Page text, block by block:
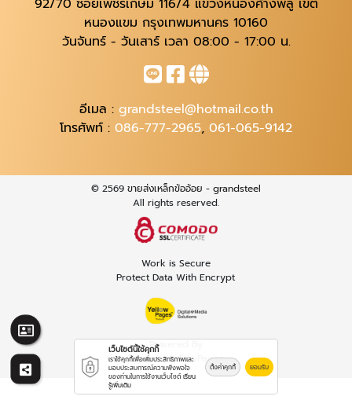
92/70 ซอยเพชรเกษม 116/4 แขวงหนองค้างพลู เขต
หนองแขม กรุงเทพมหานคร 10160
วันจันทร์ - วันเสาร์ เวลา 08:00 - 17:00 น.
อีเมล : grandsteel@hotmail.co.th
โทรศัพท์ : 086-777-2965, 061-065-9142
© 2569 ขายส่งเหล็กข้ออ้อย - grandsteel
All rights reserved.
Work is Secure
Protect Data With Encrypt
Powered By
Thailand YellowPages
เว็บไซต์นี้ใช้คุกกี้
เราใช้คุกกี้เพื่อเพิ่มประสิทธิภาพและ
มอบประสบการณ์ความพึงพอใจ
ของท่านในการใช้งานเว็บไซต์ เรียน
รู้เพิ่มเติม
ตั้งค่าคุกกี้ ยอมรับ